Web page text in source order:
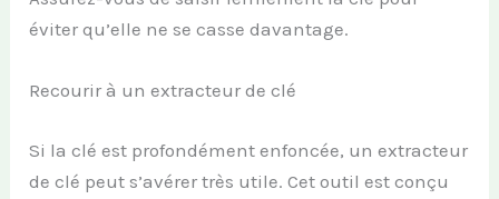
éviter qu’elle ne se casse davantage.
Recourir à un extracteur de clé
Si la clé est profondément enfoncée, un extracteur
de clé peut s’avérer très utile. Cet outil est conçu